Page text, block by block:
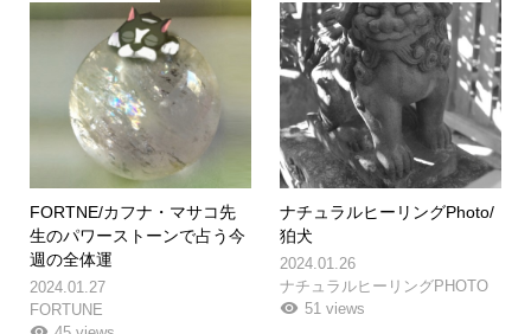
FORTNE/カフナ・マサコ先
生のパワーストーンで占う今
週の全体運
2024.01.27
FORTUNE
ナチュラルヒーリングPhoto/
狛犬
2024.01.26
ナチュラルヒーリングPHOTO
51 views